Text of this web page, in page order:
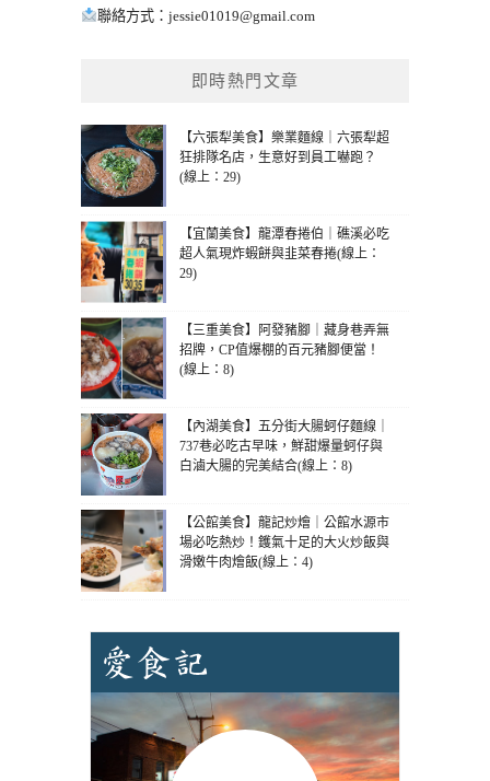
聯絡方式： jessie01019@gmail.com
即時熱門文章
【六張犁美食】樂業麵線｜六張犁超
狂排隊名店，生意好到員工嚇跑？
(線上：29)
【宜蘭美食】龍潭春捲伯｜礁溪必吃
超人氣現炸蝦餅與韭菜春捲(線上：
29)
【三重美食】阿發豬腳｜藏身巷弄無
招牌，CP值爆棚的百元豬腳便當！
(線上：8)
【內湖美食】五分街大腸蚵仔麵線｜
737巷必吃古早味，鮮甜爆量蚵仔與
白滷大腸的完美結合(線上：8)
【公館美食】龍記炒燴｜公館水源市
場必吃熱炒！鑊氣十足的大火炒飯與
滑嫩牛肉燴飯(線上：4)